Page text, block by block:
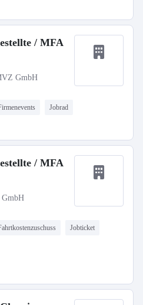
/ MFA
GmbH
Jobrad
/ MFA
Jobticket